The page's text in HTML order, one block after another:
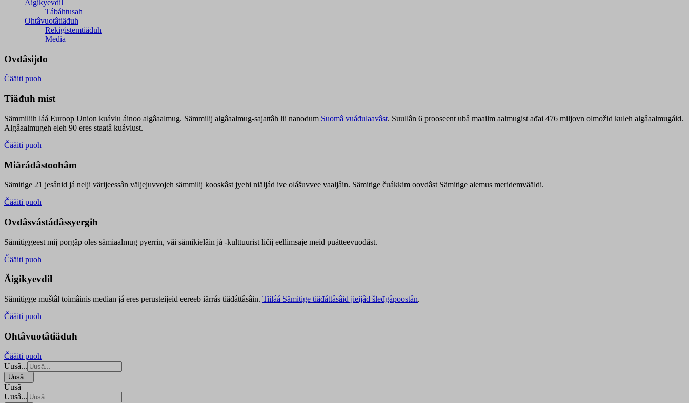
Äigikyevdil
Tábáhtusah
Ohtâvuotâtiäđuh
Rekigistemtiäđuh
Media
Ovdâsijđo
Čääiti puoh
Tiäđuh mist
Sämmiliih láá Euroop Union kuávlu áinoo algâaalmug. Sämmilij algâaalmug-sajattâh lii nanodum Suomâ vuáđulaavâst. Suullân 6 prooseent ubâ maailm aalmugist ađai 476 miljovn olmožid kuleh algâaalmugáid.
Algâaalmugeh eleh 90 eres staatâ kuávlust.
Čääiti puoh
Miärádâstoohâm
Sämitige 21 jesânid já nelji värijeessân väljejuvvojeh sämmilij kooskâst jyehi niäljád ive olášuvvee vaaljâin. Sämitige čuákkim oovdâst Sämitige alemus meridemvääldi.
Čääiti puoh
Ovdâsvástádâssyergih
Sämitiggeest mij porgâp oles sämiaalmug pyerrin, vâi sämikielâin já -kulttuurist ličij eellimsaje meid puátteevuođâst.
Čääiti puoh
Äigikyevdil
Sämitigge muštâl toimâinis median já eres perusteijeid eereeb iärrás tiäđáttâsâin. Tiiláá Sämitige tiäđáttâsâid jieijâd šleđgâpoostân.
Čääiti puoh
Ohtâvuotâtiäđuh
Čääiti puoh
Uusâ...
Uusâ...
Uusâ
Uusâ...